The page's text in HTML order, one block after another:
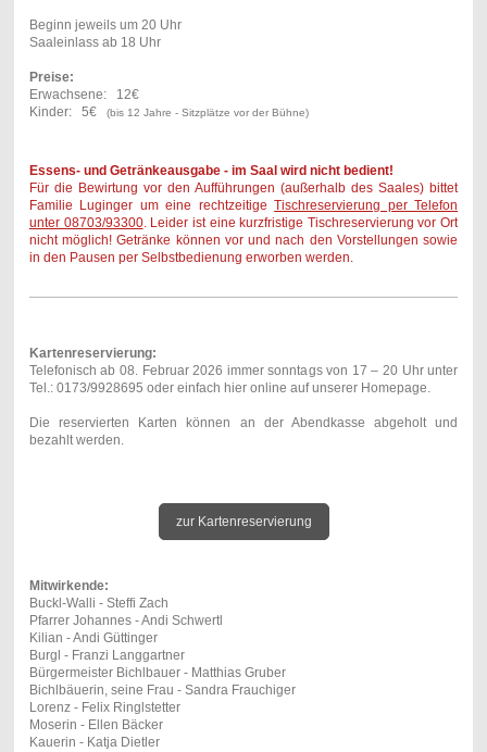
Beginn jeweils um 20 Uhr
Saaleinlass ab 18 Uhr
Preise:
Erwachsene: 12€
Kinder: 5€
(bis 12 Jahre - Sitzplätze vor der Bühne)
Essens- und Getränkeausgabe - im Saal wird nicht bedient!
Für die Bewirtung vor den Aufführungen (außerhalb des Saales) bittet
Familie Luginger um eine rechtzeitigeTischreservierung per Telefon
unter 08703/93300. Leider ist eine kurzfristige Tischreservierung vor Ort
nicht möglich! Getränke können vor und nach den Vorstellungen sowie
in den Pausen per Selbstbedienung erworben werden.
Kartenreservierung:
Telefonisch ab 08. Februar 2026 immer sonntags von 17 – 20 Uhr unter
Tel.: 0173/9928695 oder einfach hier online auf unserer Homepage.
Die reservierten Karten können an der Abendkasse abgeholt und
bezahlt werden.
zur Kartenreservierung
Mitwirkende:
Buckl-Walli - Steffi Zach
Pfarrer Johannes - Andi Schwertl
Kilian - Andi Güttinger
Burgl - Franzi Langgartner
Bürgermeister Bichlbauer - Matthias Gruber
Bichlbäuerin, seine Frau - Sandra Frauchiger
Lorenz - Felix Ringlstetter
Moserin - Ellen Bäcker
Kauerin - Katja Dietler